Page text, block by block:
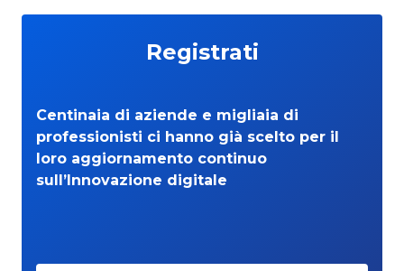
Registrati
Centinaia di aziende e migliaia di
professionisti ci hanno già scelto per il
loro aggiornamento continuo
sull’Innovazione digitale